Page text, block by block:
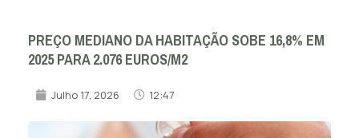
PREÇO MEDIANO DA HABITAÇÃO SOBE 16,8% EM
2025 PARA 2.076 EUROS/M2
Julho 17, 2026 12:47